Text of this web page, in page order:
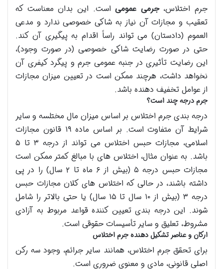
جرم اختلاس،جرمی عمومیاست. این بدان معناست که
تعقیب و مجازات آن نیاز به شاکی خصوصی ندارد و مدعی
العموم (دادستان) می تواند راساً اقدام به پیگیری آن کند.
حتی در صورت رضایت شاکی خصوصی (در صورت وجود)،
این رضایت تأثیری در جنبه عمومی جرم و پیگرد کیفری آن
نخواهد داشت، هرچند ممکن است در تعیین میزان مجازات
از عوامل تخفیف دهنده باشد.
جرم درجه چند است؟
درجه بندی جرم اختلاس بر اساس میزان مال مختلسه و سایر
شرایط آن متفاوت است. بر اساس ماده ۱۹ قانون مجازات
اسلامی، مجازات حبس اختلاس می تواند از درجه ۳ تا ۵
باشد. به عنوان مثال، اختلاس های با مبالغ کمتر ممکن است
مجازات حبس درجه ۵ (بیش از ۶ ماه تا ۲ سال) را در پی
داشته باشند، در حالی که اختلاس های کلان مجازات حبس
درجه ۳ (بیش از ۱۰ سال تا ۱۵ سال) یا حتی بالاتر را شامل
شوند. این درجه بندی تعیین کننده قواعد مربوط به آزادی
مشروط، تعلیق و سایر تأسیسات حقوقی است.
ارکان و عناصر تشکیل دهنده جرم اختلاس
برای تحقق جرم اختلاس، همانند سایر جرائم، وجود سه رکن
اصلی قانونی، مادی و معنوی ضروری است.